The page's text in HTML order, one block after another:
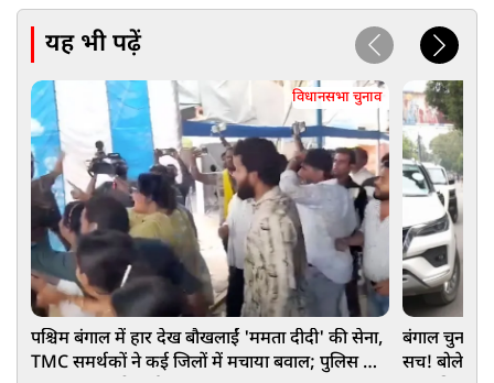
यह भी पढ़ें
विधानसभा चुनाव
पश्चिम बंगाल में हार देख बौखलाईं 'ममता दीदी' की सेना,
TMC समर्थकों ने कई जिलों में मचाया बवाल; पुलिस को
बंगाल चुनाव:
सच! बोले—